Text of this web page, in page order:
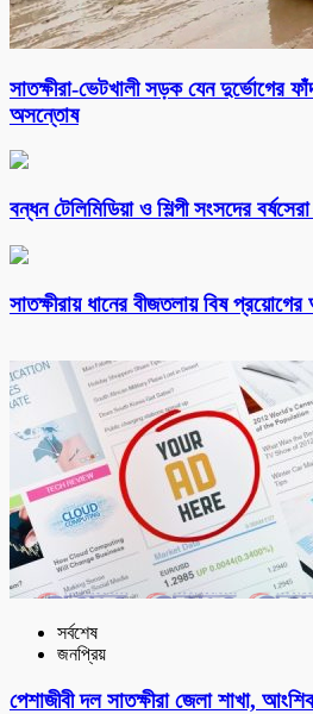
সাতক্ষীরা-ভেটখালী সড়ক যেন দুর্ভোগের
অসন্তোষ
বন্ধন টেলিমিডিয়া ও শিল্পী সংসদের
সাতক্ষীরায় ধানের বীজতলায় বিষ
সর্বশেষ
জনপ্রিয়
পেশাজীবী দল সাতক্ষীরা জেলা শাখা,